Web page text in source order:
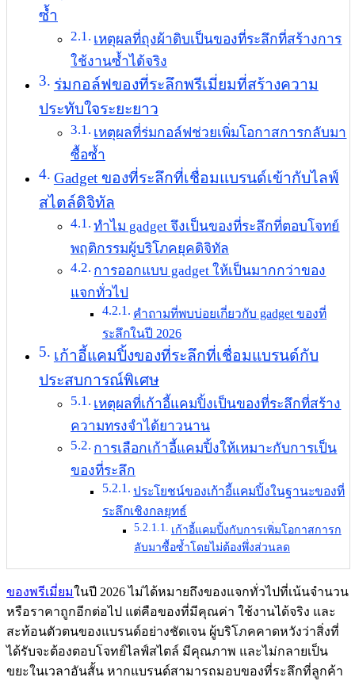
ซ้ำ
เหตุผลที่ถุงผ้าดิบเป็นของที่ระลึกที่สร้างการ
ใช้งานซ้ำได้จริง
ร่มกอล์ฟของที่ระลึกพรีเมี่ยมที่สร้างความ
ประทับใจระยะยาว
เหตุผลที่ร่มกอล์ฟช่วยเพิ่มโอกาสการกลับมา
ซื้อซ้ำ
Gadget ของที่ระลึกที่เชื่อมแบรนด์เข้ากับไลฟ์
สไตล์ดิจิทัล
ทำไม gadget จึงเป็นของที่ระลึกที่ตอบโจทย์
พฤติกรรมผู้บริโภคยุคดิจิทัล
การออกแบบ gadget ให้เป็นมากกว่าของ
แจกทั่วไป
คำถามที่พบบ่อยเกี่ยวกับ gadget ของที่
ระลึกในปี 2026
เก้าอี้แคมปิ้งของที่ระลึกที่เชื่อมแบรนด์กับ
ประสบการณ์พิเศษ
เหตุผลที่เก้าอี้แคมปิ้งเป็นของที่ระลึกที่สร้าง
ความทรงจำได้ยาวนาน
การเลือกเก้าอี้แคมปิ้งให้เหมาะกับการเป็น
ของที่ระลึก
ประโยชน์ของเก้าอี้แคมปิ้งในฐานะของที่
ระลึกเชิงกลยุทธ์
เก้าอี้แคมปิ้งกับการเพิ่มโอกาสการก
ลับมาซื้อซ้ำโดยไม่ต้องพึ่งส่วนลด
ของพรีเมี่ยมในปี 2026 ไม่ได้หมายถึงของแจกทั่วไปที่เน้นจำนวน
หรือราคาถูกอีกต่อไป แต่คือของที่มีคุณค่า ใช้งานได้จริง และ
สะท้อนตัวตนของแบรนด์อย่างชัดเจน ผู้บริโภคคาดหวังว่าสิ่งที่
ได้รับจะต้องตอบโจทย์ไลฟ์สไตล์ มีคุณภาพ และไม่กลายเป็น
ขยะในเวลาอันสั้น หากแบรนด์สามารถมอบของที่ระลึกที่ลูกค้า